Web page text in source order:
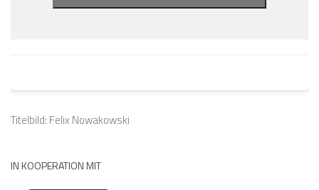
Titelbild: Felix Nowakowski
IN KOOPERATION MIT